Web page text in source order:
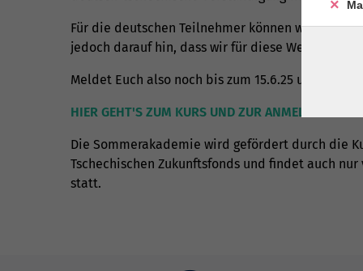
Für die deutschen Teilnehmer können wir für
jedoch darauf hin, dass wir für diese Wege keine
Meldet Euch also noch bis zum 15.6.25 unter an
HIER GEHT'S ZUM KURS UND ZUR ANMELDUNG
Die Sommerakademie wird gefördert durch die
Tschechischen Zukunftsfonds und findet auch
statt.